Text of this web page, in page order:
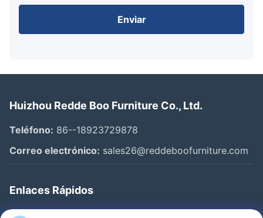
Enviar
Huizhou Redde Boo Furniture Co., Ltd.
Teléfono: 86--18923729878
Correo electrónico: sales26@reddeboofurniture.com
Enlaces Rápidos
Inicio